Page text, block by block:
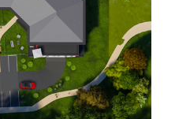
ENSEMBLE
TERTIAIRE